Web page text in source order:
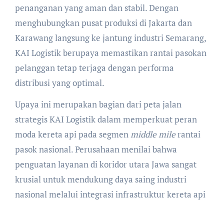
penanganan yang aman dan stabil. Dengan
menghubungkan pusat produksi di Jakarta dan
Karawang langsung ke jantung industri Semarang,
KAI Logistik berupaya memastikan rantai pasokan
pelanggan tetap terjaga dengan performa
distribusi yang optimal.
Upaya ini merupakan bagian dari peta jalan
strategis KAI Logistik dalam memperkuat peran
moda kereta api pada segmenmiddle milerantai
pasok nasional. Perusahaan menilai bahwa
penguatan layanan di koridor utara Jawa sangat
krusial untuk mendukung daya saing industri
nasional melalui integrasi infrastruktur kereta api